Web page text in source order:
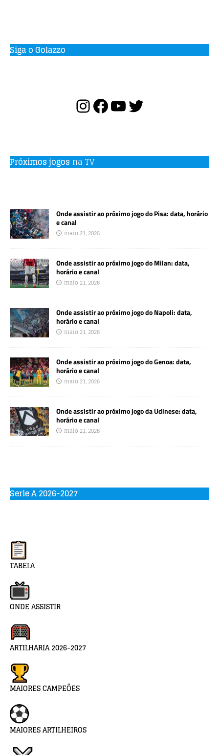
Siga o Golazzo
Próximos jogos na TV
Onde assistir ao próximo jogo do Pisa: data, horário
e canal
maio 21, 2026
Onde assistir ao próximo jogo do Milan: data,
horário e canal
maio 21, 2026
Onde assistir ao próximo jogo do Napoli: data,
horário e canal
maio 21, 2026
Onde assistir ao próximo jogo do Genoa: data,
horário e canal
maio 21, 2026
Onde assistir ao próximo jogo da Udinese: data,
horário e canal
maio 21, 2026
Serie A 2026-2027
TABELA
ONDE ASSISTIR
ARTILHARIA 2026-2027
MAIORES CAMPEÕES
MAIORES ARTILHEIROS